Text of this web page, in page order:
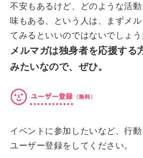
不安もあるけど、どのような活
味もある、という人は、まずメ
てみるといいのではないでしょう
メルマガは独身者を応援する
みたいなので、ぜひ。
イベントに参加したいなど、行
ユーザー登録をしてください。